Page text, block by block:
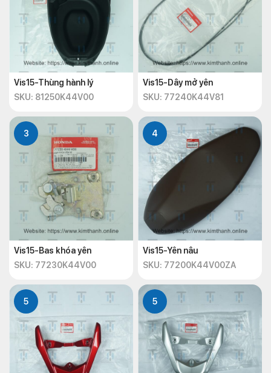
Vis15-Thùng hành lý
SKU: 81250K44V00
Vis15-Dây mở yên
SKU: 77240K44V81
3
Vis15-Bas khóa yên
SKU: 77230K44V00
4
Vis15-Yên nâu
SKU: 77200K44V00ZA
5 5